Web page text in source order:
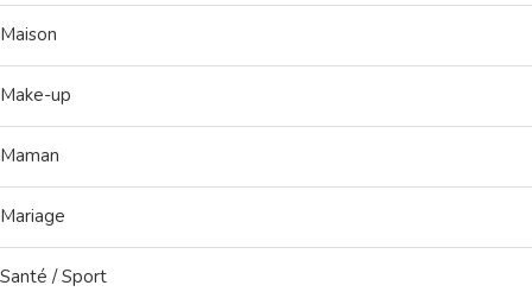
Maison
Make-up
Maman
Mariage
Santé / Sport